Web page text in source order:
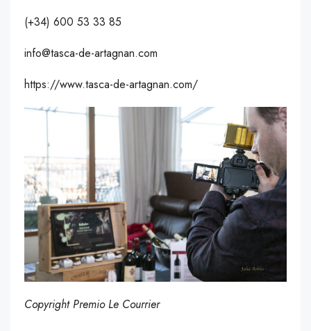
(+34) 600 53 33 85
info@tasca-de-artagnan.com
https://www.tasca-de-artagnan.com/
Copyright Premio Le Courrier